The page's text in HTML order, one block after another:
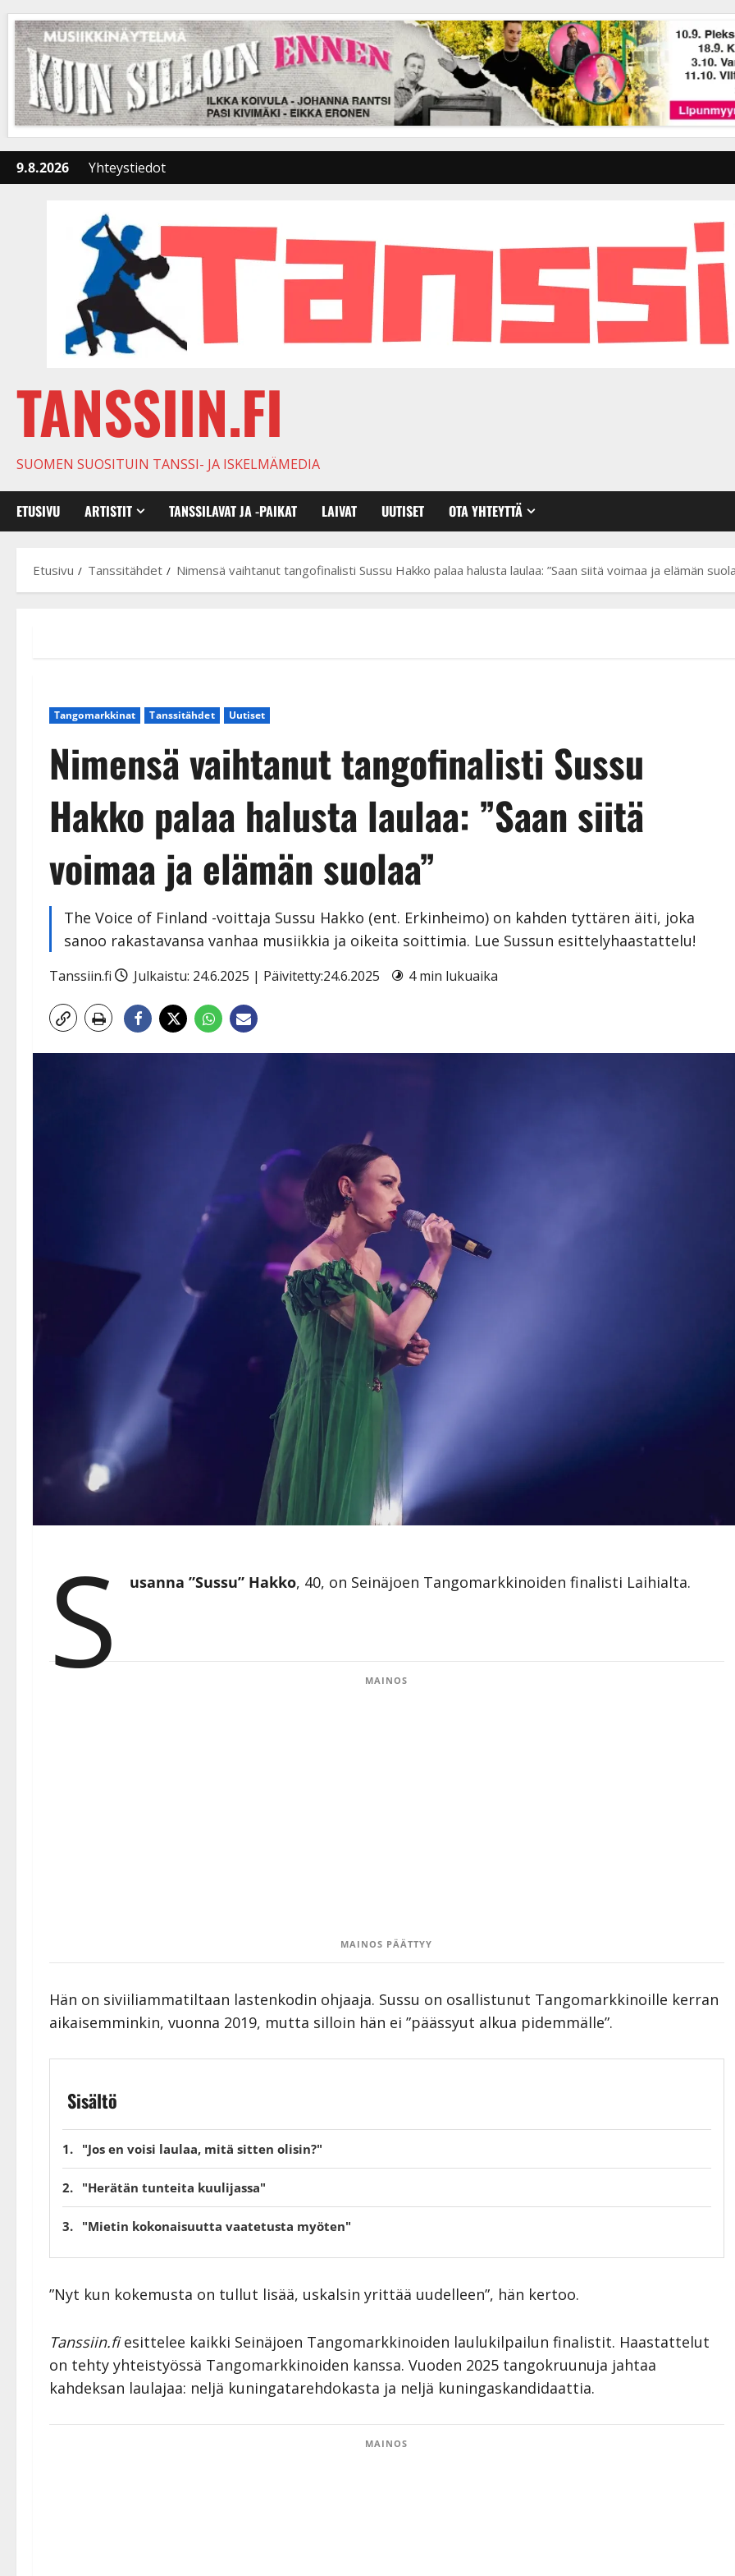
content
9.8.2026 Yhteystiedot
TANSSIIN.FI
SUOMEN SUOSITUIN TANSSI- JA ISKELMÄMEDIA
ETUSIVU ARTISTIT TANSSILAVAT JA -PAIKAT LAIVAT UUTISET OTA YHTEYTTÄ
Etusivu Tanssitähdet Nimensä vaihtanut tangofinalisti Sussu Hakko palaa halusta laulaa: ”Saan siitä voimaa ja elämän
Tangomarkkinat Tanssitähdet Uutiset
Nimensä vaihtanut tangofinalisti Sussu
Hakko palaa halusta laulaa: ”Saan siitä
voimaa ja elämän suolaa”
The Voice of Finland -voittaja Sussu Hakko (ent. Erkinheimo) on kahden tyttären äiti, joka
sanoo rakastavansa vanhaa musiikkia ja oikeita soittimia. Lue Sussun esittelyhaastattelu!
Tanssiin.fi Julkaistu: 24.6.2025 | Päivitetty:24.6.2025 4 min lukuaika
S usanna ”Sussu” Hakko, 40, on Seinäjoen Tangomarkkinoiden finalisti Laihialta.
MAINOS
MAINOS PÄÄTTYY
Hän on siviiliammatiltaan lastenkodin ohjaaja. Sussu on osallistunut Tangomarkkinoille kerran
aikaisemminkin, vuonna 2019, mutta silloin hän ei ”päässyut alkua pidemmälle”.
Sisältö
"Jos en voisi laulaa, mitä sitten olisin?"
"Herätän tunteita kuulijassa"
"Mietin kokonaisuutta vaatetusta myöten"
”Nyt kun kokemusta on tullut lisää, uskalsin yrittää uudelleen”, hän kertoo.
Tanssiin.fiesittelee kaikki Seinäjoen Tangomarkkinoiden laulukilpailun finalistit. Haastattelut
on tehty yhteistyössä Tangomarkkinoiden kanssa. Vuoden 2025 tangokruunuja jahtaa
kahdeksan laulajaa: neljä kuningatarehdokasta ja neljä kuningaskandidaattia.
MAINOS